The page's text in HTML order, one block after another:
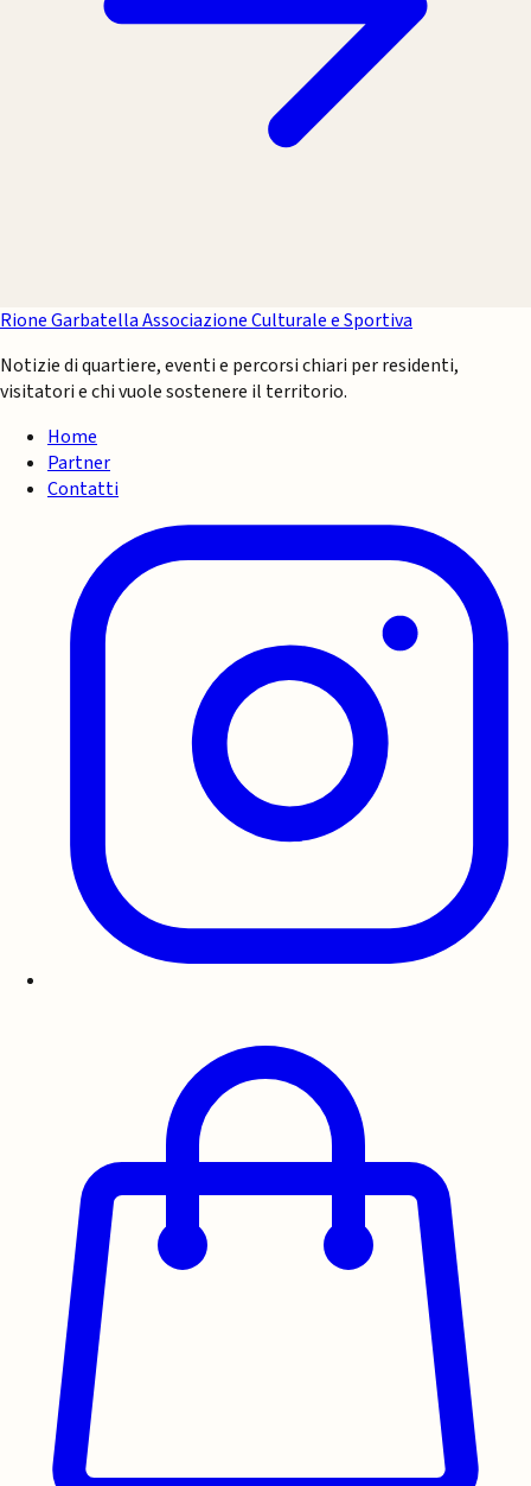
Rione GarbatellaAssociazione Culturale e Sportiva
Notizie di quartiere, eventi e percorsi chiari per residenti,
visitatori e chi vuole sostenere il territorio.
Home
Partner
Contatti